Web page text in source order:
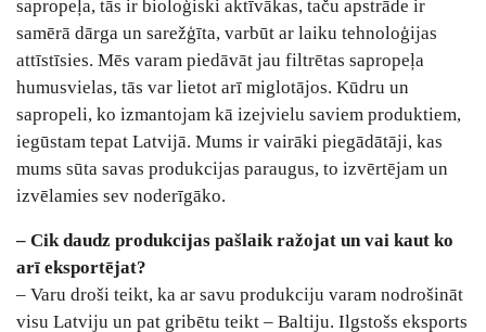
sapropeļa, tās ir bioloģiski aktīvākas, taču apstrāde ir
samērā dārga un sarežģīta, varbūt ar laiku tehnoloģijas
attīstīsies. Mēs varam piedāvāt jau filtrētas sapropeļa
humusvielas, tās var lietot arī miglotājos. Kūdru un
sapropeli, ko izmantojam kā izejvielu saviem produktiem,
iegūstam tepat Latvijā. Mums ir vairāki piegādātāji, kas
mums sūta savas produkcijas paraugus, to izvērtējam un
izvēlamies sev noderīgāko.
– Cik daudz produkcijas pašlaik ražojat un vai kaut ko
arī eksportējat?
– Varu droši teikt, ka ar savu produkciju varam nodrošināt
visu Latviju un pat gribētu teikt – Baltiju. Ilgstošs eksports